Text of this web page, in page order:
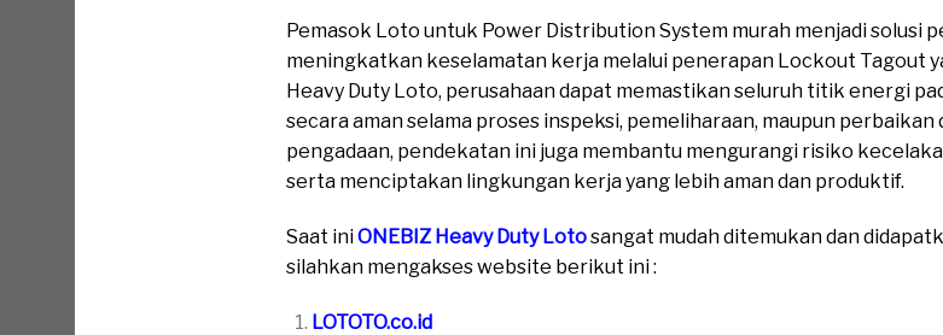
Pemasok Loto untuk Power Distribution System murah menjadi solusi
meningkatkan keselamatan kerja melalui penerapan Lockout Tagout
Heavy Duty Loto, perusahaan dapat memastikan seluruh titik energi
secara aman selama proses inspeksi, pemeliharaan, maupun
pengadaan, pendekatan ini juga membantu mengurangi risiko
serta menciptakan lingkungan kerja yang lebih aman dan produktif.
Saat iniONEBIZ Heavy Duty Lotosangat mudah ditemukan dan
silahkan mengakses website berikut ini :
LOTOTO.co.id